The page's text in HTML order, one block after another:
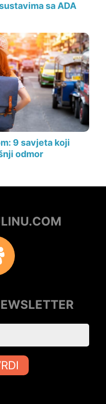
sa ADA
9 savjeta koji
odmor